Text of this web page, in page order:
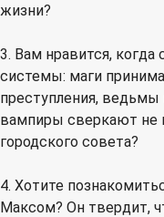
жизни?
3. Вам нравится,
системы: маги
преступления, ведьмы
вампиры сверкают не
городского совета?
4. Хотите
Максом? Он твердит,